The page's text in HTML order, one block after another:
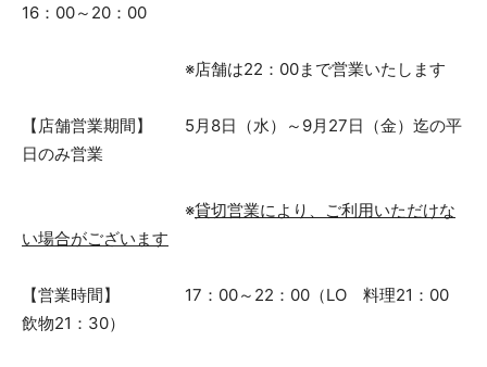
16：00～20：00
※店舗は22：00まで営業いたします
【店舗営業期間】 5月8日（水）～9月27日（金）迄の平
日のみ営業
※貸切営業により、ご利用いただけな
い場合がございます
【営業時間】 17：00～22：00（LO 料理21：00
飲物21：30）